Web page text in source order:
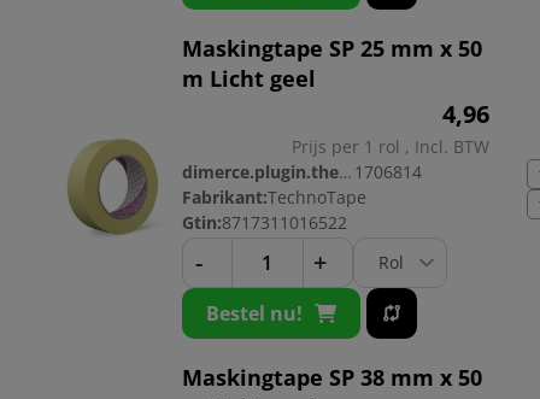
Maskingtape SP 25 mm x 50
m Licht geel
4,96
Prijs per 1 rol , Incl. BTW
dimerce.plugin.theme.productnr: 1706814
Fabrikant:TechnoTape
Gtin:8717311016522
- +
Bestel nu!
Maskingtape SP 38 mm x 50